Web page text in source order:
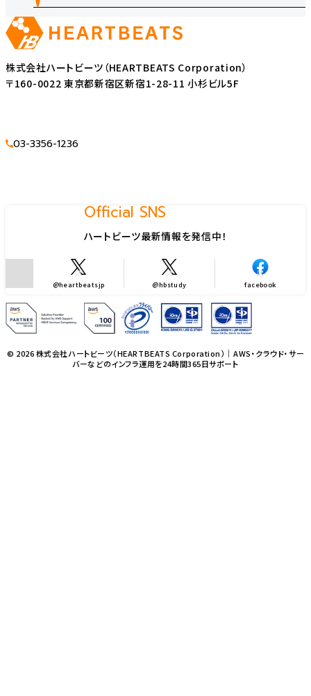
株式会社ハートビーツ（HEARTBEATS Corporation）
〒160-0022 東京都新宿区新宿1-28-11 小杉ビル5F
03-3356-1236
Official SNS
ハートビーツ最新情報を発信中！
@heartbeatsjp @hbstudy facebook
© 2026 株式会社ハートビーツ（HEARTBEATS Corporation）｜AWS・クラウド・サー
バーなどのインフラ運用を24時間365日サポート